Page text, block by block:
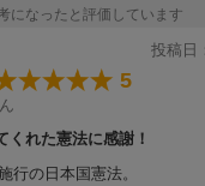
になったと評価しています
投稿日
5
くれた憲法に感謝！
行の日本国憲法。